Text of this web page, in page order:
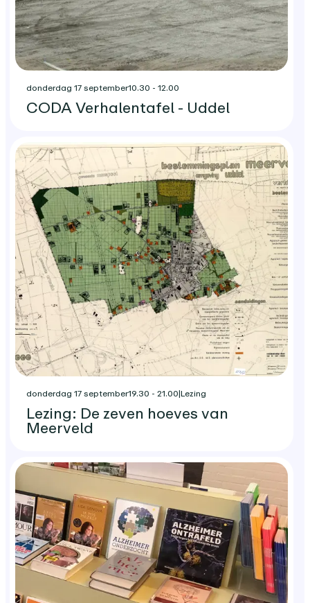
donderdag 17 september10.30 - 12.00
CODA Verhalentafel - Uddel
donderdag 17 september19.30 - 21.00|Lezing
Lezing: De zeven hoeves van
Meerveld